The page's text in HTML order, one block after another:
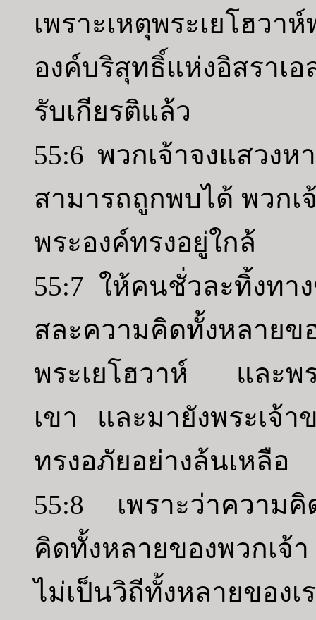
เพราะเหตุพระเยโฮว
องค์บริสุทธิ์แห่งอิสราเอ
รับเกียรติแล้ว
55:6 พวกเจ้าจงแสวง
สามารถถูกพบได้ พวก
พระองค์ทรงอยู่ใกล้
55:7 ให้คนชั่วละทิ้งทา
สละความคิดทั้งหลาย
พระเยโฮวาห์ และพร
เขา และมายังพระเจ้า
ทรงอภัยอย่างล้นเหลือ
55:8 เพราะว่าความคิ
คิดทั้งหลายของพวกเจ้
ไม่เป็นวิถีทั้งหลายของเ